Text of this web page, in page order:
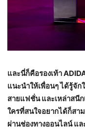
และนี่ก็คือรองเท้า
แนะนำให้เพื่อนๆ ได้รู้จั
สายแฟชั่น และเหล่าสนี
ใครที่สนใจอยากได้ก็สา
ผ่านช่องทางออนไลน์ แ